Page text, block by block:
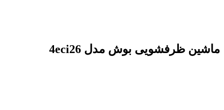
ماشین ظرفشویی بوش مدل 4eci26